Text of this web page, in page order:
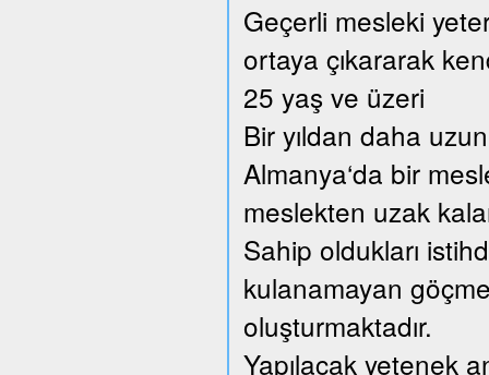
Geçerli mesleki
ortaya çıkararak
25 yaş ve üzeri
Bir yıldan daha
Almanya‘da bir
meslekten uzak
Sahip oldukları
kulanamayan
oluşturmaktadır.
Yapılacak yetenek